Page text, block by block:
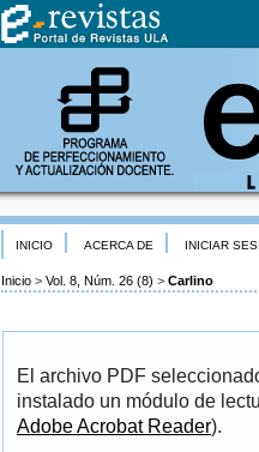
INICIO ACERCA DE INICIAR
Inicio > Vol. 8, Núm. 26 (8) > Carlino
El archivo PDF
instalado un módulo de
Adobe Acrobat Reader).